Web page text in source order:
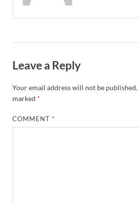
Leave a Reply
Your email address will not be published.
marked *
COMMENT*